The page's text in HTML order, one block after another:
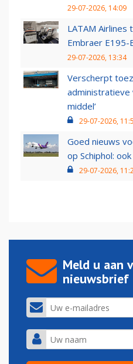
29-07-2026, 14:09
LATAM
Embraer E195-
29-07-2026, 13:34
Verscherpt
administratieve
middel’
29-07-2026,
Goed nieuws
op Schiphol:
29-07-2026,
Meld u aan
nieuwsbrief